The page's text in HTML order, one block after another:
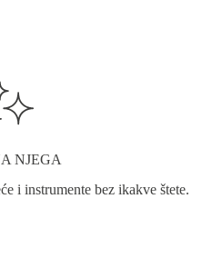
NJEGA
i instrumente bez ikakve štete.